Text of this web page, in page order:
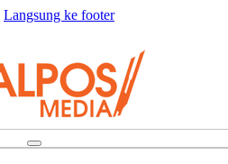
Langsung ke footer